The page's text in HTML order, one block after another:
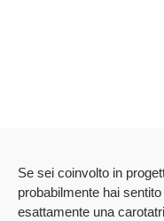
Se sei coinvolto in
probabilmente hai
esattamente una